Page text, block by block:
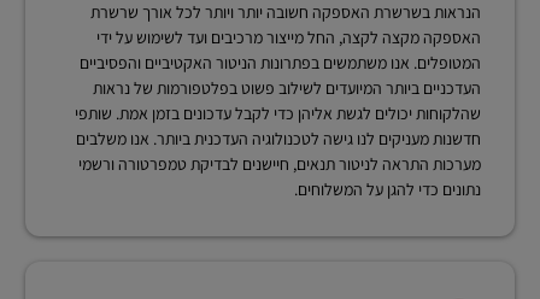
הנראות בשרשרת האספקה חשובה יותר ויותר לכל אורך שרשרת
האספקה מקצה לקצה, החל מייצור מרכיבים ועד לשימוש על ידי
המטופלים. אנו משתמשים בפתרונות הניטור האקטיביים והפסיביים
העדכניים ביותר המיועדים לשילוב פשוט בפלטפורמות של נראות
שהלקוחות יכולים לגשת אליהן כדי לקבל עדכונים בזמן אמת. שותפי
חדשנות מעניקים לנו גישה לטכנולוגיה העדכנית ביותר. אנו משלבים
מערכות התראה לניטור תנאים, חיישנים לבדיקת טמפרטורה ורשמי
נתונים כדי להגן על המשלוחים.